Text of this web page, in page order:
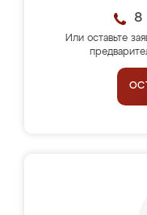
8
Или оставьте